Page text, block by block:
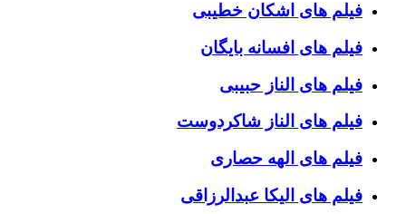
فیلم های اشکان خطیبی
فیلم های افسانه بایگان
فیلم های الناز حبیبی
فیلم های الناز شاکردوست
فیلم های الهه حصاری
فیلم های الیکا عبدالرزاقی